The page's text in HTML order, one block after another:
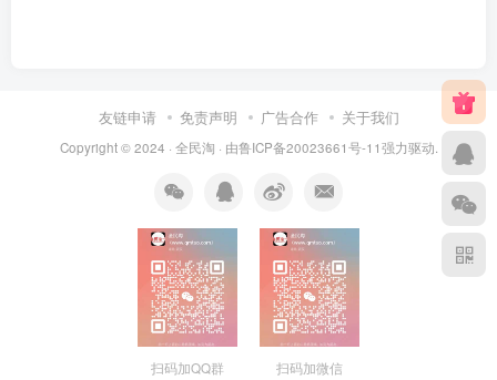
友链申请 免责声明 广告合作 关于我们
Copyright © 2024 · 全民淘 · 由鲁ICP备20023661号-11强力驱动.
扫码加QQ群 扫码加微信